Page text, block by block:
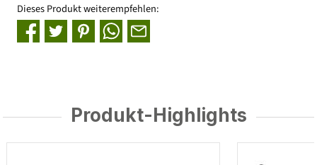
Dieses Produkt weiterempfehlen:
Produkt-Highlights